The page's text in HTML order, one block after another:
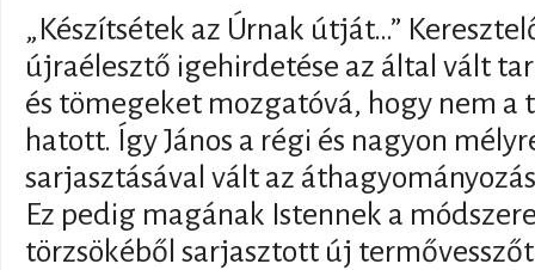
„Készítsétek az Úrnak útját…”
újraélesztő igehirdetése az által vált
és tömegeket mozgatóvá, hogy nem a
hatott. Így János a régi és nagyon
sarjasztásával vált az
Ez pedig magának Istennek a
törzsökéből sarjasztott új